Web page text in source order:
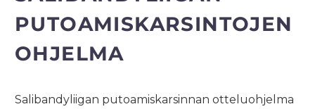
PUTOAMISKARSINTOJEN
OHJELMA
Salibandyliigan putoamiskarsinnan otteluohjelma